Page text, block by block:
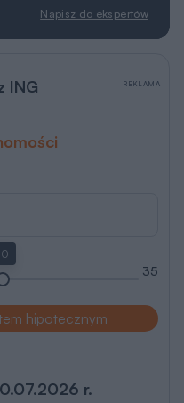
Napisz do ekspertów
ING
35
hipotecznym
r.
REKLAMA